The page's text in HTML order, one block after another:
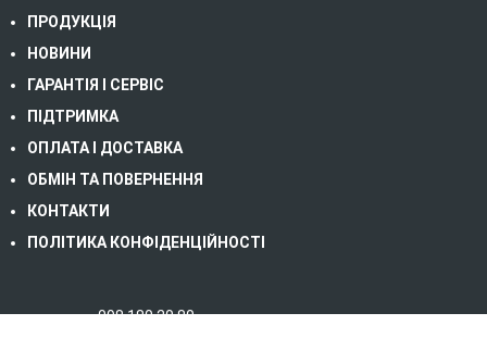
ПРОДУКЦІЯ
НОВИНИ
ГАРАНТІЯ І СЕРВІС
ПІДТРИМКА
ОПЛАТА І ДОСТАВКА
ОБМІН ТА ПОВЕРНЕННЯ
КОНТАКТИ
ПОЛІТИКА КОНФІДЕНЦІЙНОСТІ
098 180 20 80